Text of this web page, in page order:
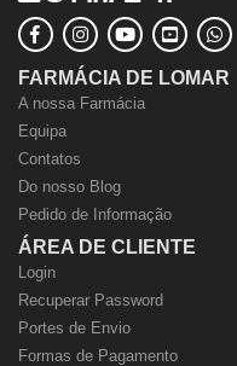
FARMÁCIA DE LOMAR
A nossa Farmácia
Equipa
Contatos
Do nosso Blog
Pedido de Informação
ÁREA DE CLIENTE
Login
Recuperar Password
Portes de Envio
Formas de Pagamento